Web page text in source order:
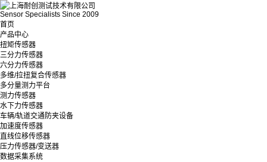
Sensor Specialists Since 2009
首页
产品中心
扭矩传感器
三分力传感器
六分力传感器
多维/拉扭复合传感器
多分量测力平台
测力传感器
水下力传感器
车辆/轨道交通防夹设备
加速度传感器
直线位移传感器
压力传感器/变送器
数据采集系统